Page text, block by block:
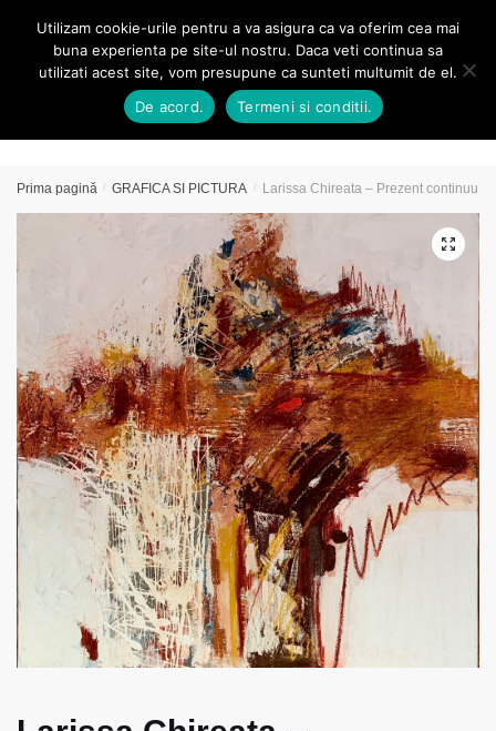
navigation
content
MENU
Prima pagină / GRAFICA SI PICTURA / Larissa Chireata – Prezent continuu
🔍
Utilizam cookie-urile pentru a va asigura ca va oferim cea mai
buna experienta pe site-ul nostru. Daca veti continua sa
utilizati acest site, vom presupune ca sunteti multumit de el.
De acord.
Termeni si conditii.